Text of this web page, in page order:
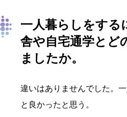
一人暮らしをする
舎や自宅通学とど
ましたか。
違いはありませんでした。
と良かったと思う。